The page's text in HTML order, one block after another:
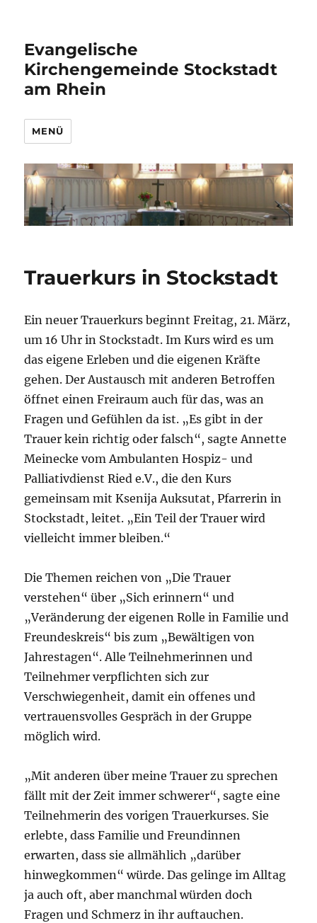
Evangelische
Kirchengemeinde Stockstadt
am Rhein
MENÜ
Trauerkurs in Stockstadt
Ein neuer Trauerkurs beginnt Freitag, 21. März,
um 16 Uhr in Stockstadt. Im Kurs wird es um
das eigene Erleben und die eigenen Kräfte
gehen. Der Austausch mit anderen Betroffen
öffnet einen Freiraum auch für das, was an
Fragen und Gefühlen da ist. „Es gibt in der
Trauer kein richtig oder falsch“, sagte Annette
Meinecke vom Ambulanten Hospiz- und
Palliativdienst Ried e.V., die den Kurs
gemeinsam mit Ksenija Auksutat, Pfarrerin in
Stockstadt, leitet. „Ein Teil der Trauer wird
vielleicht immer bleiben.“
Die Themen reichen von „Die Trauer
verstehen“ über „Sich erinnern“ und
„Veränderung der eigenen Rolle in Familie und
Freundeskreis“ bis zum „Bewältigen von
Jahrestagen“. Alle Teilnehmerinnen und
Teilnehmer verpflichten sich zur
Verschwiegenheit, damit ein offenes und
vertrauensvolles Gespräch in der Gruppe
möglich wird.
„Mit anderen über meine Trauer zu sprechen
fällt mit der Zeit immer schwerer“, sagte eine
Teilnehmerin des vorigen Trauerkurses. Sie
erlebte, dass Familie und Freundinnen
erwarten, dass sie allmählich „darüber
hinwegkommen“ würde. Das gelinge im Alltag
ja auch oft, aber manchmal würden doch
Fragen und Schmerz in ihr auftauchen.